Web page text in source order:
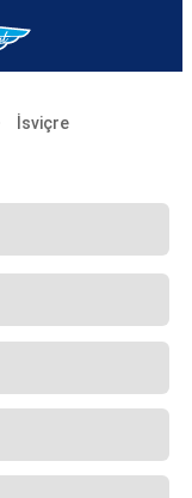
İsviçre